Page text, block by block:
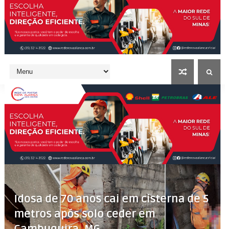
Idosa de 70 anos cai em cisterna de 5
metros após solo ceder em